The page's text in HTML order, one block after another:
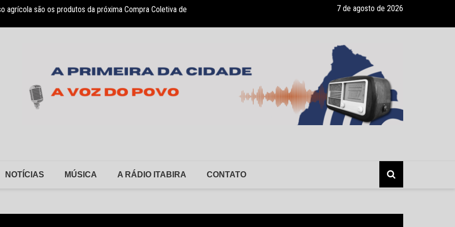
agrícola são os produtos da próxima Compra Coletiva de
Nosso Lar garante atendimento a crianças com TEA Monlevade recebe pocket-show gratuito “A Bela e a Fera” na 16ª “Diversão
7 de agosto de 2026
NOTÍCIAS MÚSICA A RÁDIO ITABIRA CONTATO